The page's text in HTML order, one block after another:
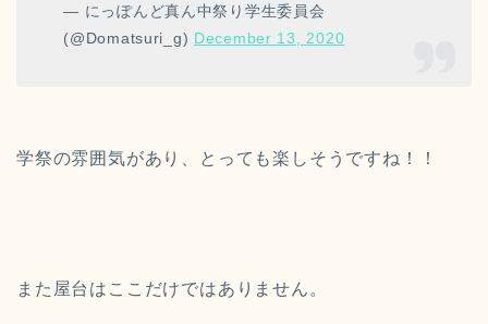
— にっぽんど真ん中祭り学生委員会
(@Domatsuri_g) December 13, 2020
学祭の雰囲気があり、とっても楽しそうですね！！
また屋台はここだけではありません。